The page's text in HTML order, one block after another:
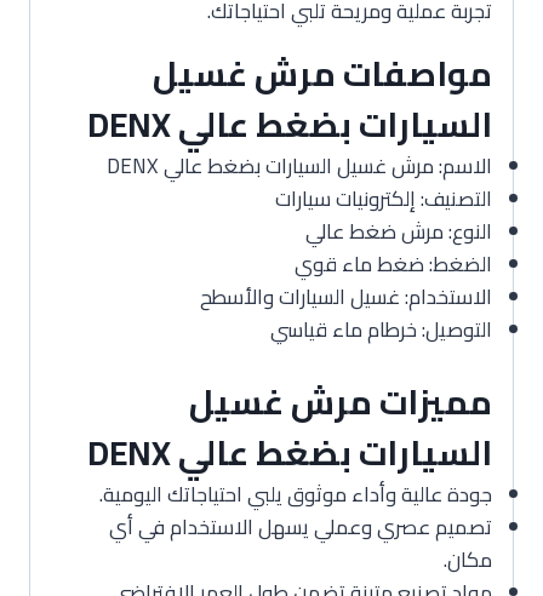
تجربة عملية ومريحة تلبي احتياجاتك.
مواصفات مرش غسيل
السيارات بضغط عالي DENX
الاسم: مرش غسيل السيارات بضغط عالي DENX
التصنيف: إلكترونيات سيارات
النوع: مرش ضغط عالي
الضغط: ضغط ماء قوي
الاستخدام: غسيل السيارات والأسطح
التوصيل: خرطام ماء قياسي
مميزات مرش غسيل
السيارات بضغط عالي DENX
جودة عالية وأداء موثوق يلبي احتياجاتك اليومية.
تصميم عصري وعملي يسهل الاستخدام في أي
مكان.